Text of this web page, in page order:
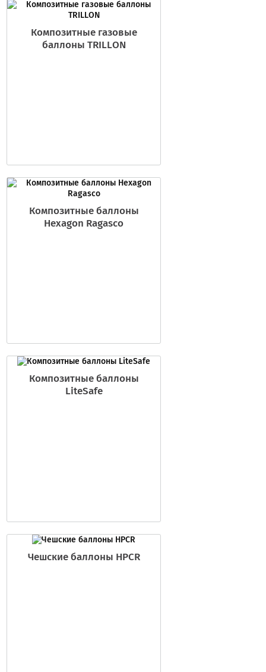
Композитные газовые
баллоны TRILLON
Композитные баллоны
Hexagon Ragasco
Композитные баллоны
LiteSafe
Чешские баллоны HPCR